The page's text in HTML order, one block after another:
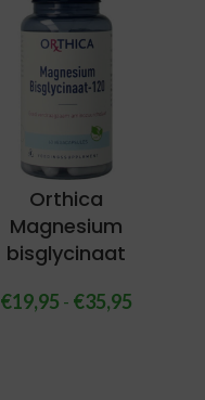
Orthica
Magnesium
bisglycinaat
€19,95 - €35,95